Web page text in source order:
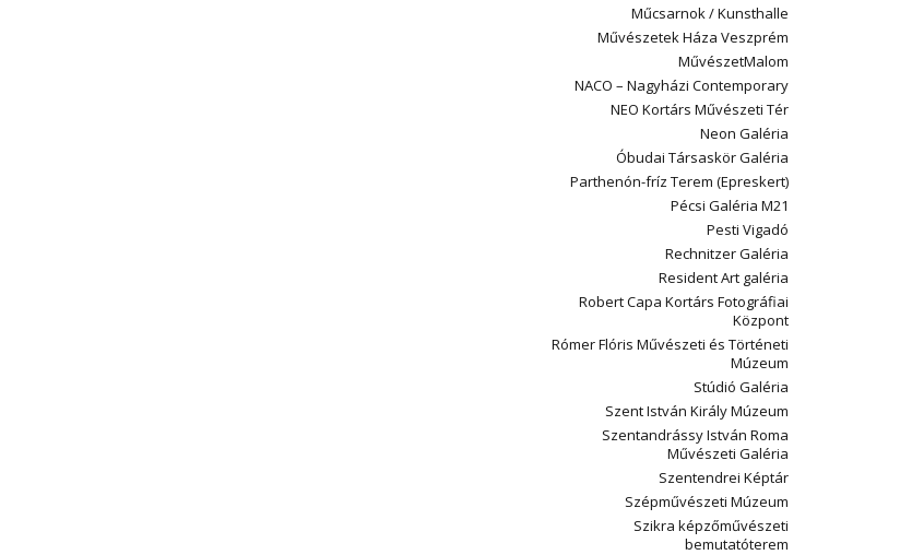
Műcsarnok / Kunsthalle
Művészetek Háza Veszprém
MűvészetMalom
NACO – Nagyházi Contemporary
NEO Kortárs Művészeti Tér
Neon Galéria
Óbudai Társaskör Galéria
Parthenón-fríz Terem (Epreskert)
Pécsi Galéria M21
Pesti Vigadó
Rechnitzer Galéria
Resident Art galéria
Robert Capa Kortárs Fotográfiai
Központ
Rómer Flóris Művészeti és Történeti
Múzeum
Stúdió Galéria
Szent István Király Múzeum
Szentandrássy István Roma
Művészeti Galéria
Szentendrei Képtár
Szépművészeti Múzeum
Szikra képzőművészeti
bemutatóterem